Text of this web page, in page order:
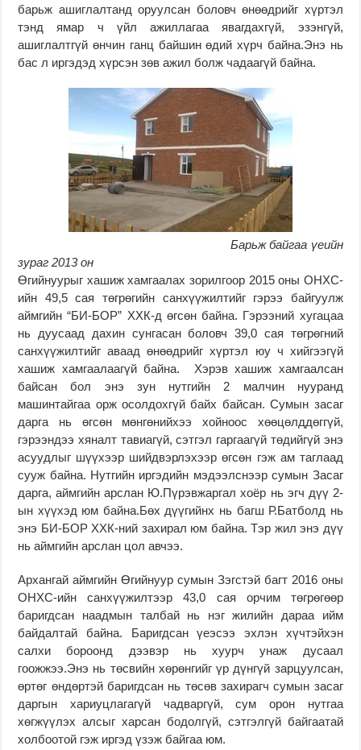
барьж ашиглалтанд оруулсан боловч өнөөдрийг хүртэл
тэнд ямар ч үйл ажиллагаа явагдахгүй, эзэнгүй,
ашиглалтгүй өнчин ганц байшин өдий хүрч байна.Энэ нь
бас л иргэдэд хүрсэн зөв ажил болж чадаагүй байна.
Барьж байгаа үеийн
зураг 2013 он
Өгийнуурыг хашиж хамгаалах зорилгоор 2015 оны ОНХС-
ийн 49,5 сая төгрөгийн санхүүжилтийг гэрээ байгуулж
аймгийн “БИ-БОР” ХХК-д өгсөн байна. Гэрээний хугацаа
нь дуусаад дахин сунгасан боловч 39,0 сая төгрөгний
санхүүжилтийг аваад өнөөдрийг хүртэл юу ч хийгээгүй
хашиж хамгаалаагүй байна. Хэрэв хашиж хамгаалсан
байсан бол энэ зун нутгийн 2 малчин нууранд
машинтайгаа орж осолдохгүй байх байсан. Сумын засаг
дарга нь өгсөн мөнгөнийхээ хойноос хөөцөлддөггүй,
гэрээндээ хяналт тавиагүй, сэтгэл гаргаагүй төдийгүй энэ
асуудлыг шүүхээр шийдвэрлэхээр өгсөн гэж ам таглаад
сууж байна. Нутгийн иргэдийн мэдээлснээр сумын Засаг
дарга, аймгийн арслан Ю.Пүрэвжаргал хоёр нь эгч дүү 2-
ын хүүхэд юм байна.Бөх дүүгийнх нь багш Р.Батболд нь
энэ БИ-БОР ХХК-ний захирал юм байна. Тэр жил энэ дүү
нь аймгийн арслан цол авчээ.
Архангай аймгийн Өгийнуур сумын Зэгстэй багт 2016 оны
ОНХС-ийн санхүүжилтээр 43,0 сая орчим төгрөгөөр
баригдсан наадмын талбай нь нэг жилийн дараа ийм
байдалтай байна. Баригдсан үеэсээ эхлэн хүчтэйхэн
салхи бороонд дээвэр нь хуурч унаж дусаал
гоожжээ.Энэ нь төсвийн хөрөнгийг үр дүнгүй зарцуулсан,
өртөг өндөртэй баригдсан нь төсөв захирагч сумын засаг
даргын хариуцлагагүй чадваргүй, сум орон нутгаа
хөгжүүлэх алсыг харсан бодолгүй, сэтгэлгүй байгаатай
холбоотой гэж иргэд үзэж байгаа юм.